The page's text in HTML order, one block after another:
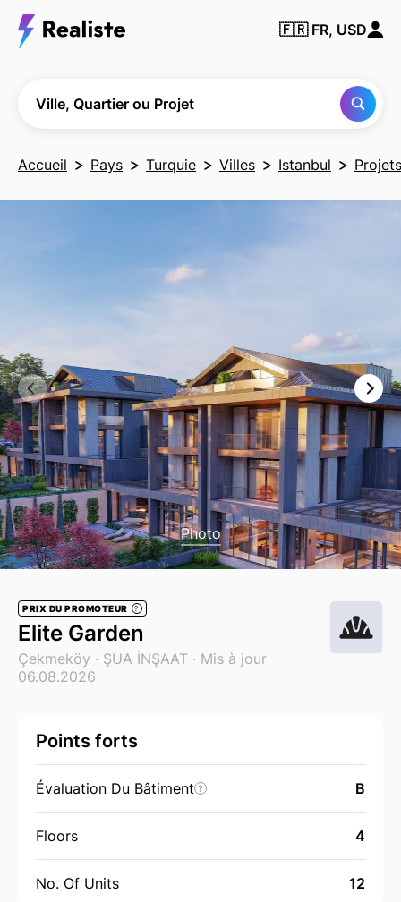
🇫🇷 FR, USD
Ville, Quartier ou Projet
Accueil Pays Turquie Villes Istanbul Projets
Photo
PRIX DU PROMOTEUR ?
Elite Garden
Çekmeköy · ŞUA İNŞAAT · Mis à jour
06.08.2026
Points forts
Évaluation Du Bâtiment ? B
Floors 4
No. Of Units 12